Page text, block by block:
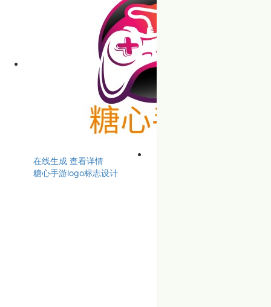
在线生成 查看详情
糖心手游logo标志设计